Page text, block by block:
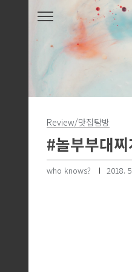
Review/맛집탐방
#놀부부대
who knows? 2018.